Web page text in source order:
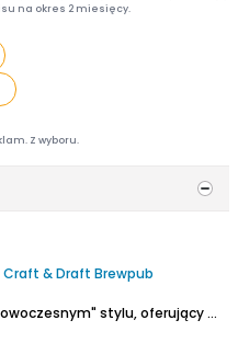
na okres 2 miesięcy.
Z wyboru.
Craft & Draft Brewpub
Jedyny w Wilnie browar w "nowoczesnym" stylu, oferujący szeroki wachlarz kraftowego piwa. Znajduje się w dość sporej piwniczce, ma ok. 10 kranów. Ja próbowałem: IPUTE (Little IPA), Razor Back (bitter) oraz MoliugElis (dyniowe). To ostatnie było najciekawsze. Nie do końca moje klimaty,...